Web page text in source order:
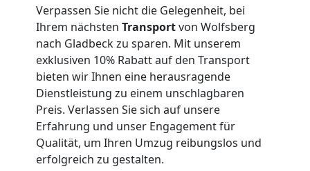
Verpassen Sie nicht die Gelegenheit, bei
Ihrem nächsten Transportvon Wolfsberg
nach Gladbeck zu sparen. Mit unserem
exklusiven 10% Rabatt auf den Transport
bieten wir Ihnen eine herausragende
Dienstleistung zu einem unschlagbaren
Preis. Verlassen Sie sich auf unsere
Erfahrung und unser Engagement für
Qualität, um Ihren Umzug reibungslos und
erfolgreich zu gestalten.
Qualitäts-
Umzüge
Wolfsberg
Vereinsumzug